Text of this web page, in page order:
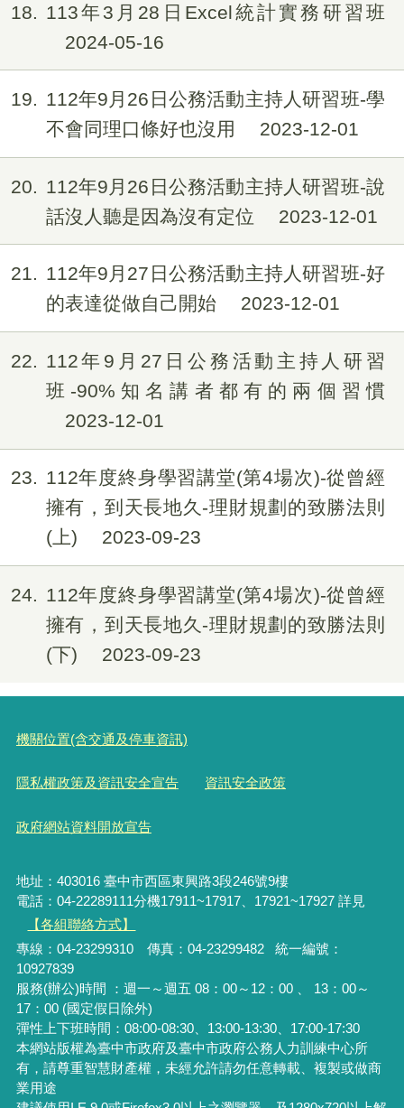
18
113年3月28日Excel統計實務研習班
2024-05-16
19
112年9月26日公務活動主持人研習班-學
不會同理口條好也沒用
2023-12-01
20
112年9月26日公務活動主持人研習班-說
話沒人聽是因為沒有定位
2023-12-01
21
112年9月27日公務活動主持人研習班-好
的表達從做自己開始
2023-12-01
22
112年9月27日公務活動主持人研習
班-90%知名講者都有的兩個習慣
2023-12-01
23
112年度終身學習講堂(第4場次)-從曾經
擁有，到天長地久-理財規劃的致勝法則
(上)
2023-09-23
24
112年度終身學習講堂(第4場次)-從曾經
擁有，到天長地久-理財規劃的致勝法則
(下)
2023-09-23
機關位置(含交通及停車資訊)
隱私權政策及資訊安全宣告 資訊安全政策
政府網站資料開放宣告
地址：403016 臺中市西區東興路3段246號9樓
電話：04-22289111分機17911~17917、17921~17927 詳見
【各組聯絡方式】
專線：04-23299310 傳真：04-23299482 統一編號：
10927839
服務(辦公)時間 ：週一～週五 08：00～12：00 、 13：00～
17：00 (國定假日除外)
彈性上下班時間：08:00-08:30、13:00-13:30、17:00-17:30
本網站版權為臺中市政府及臺中市政府公務人力訓練中心所
有，請尊重智慧財產權，未經允許請勿任意轉載、複製或做商
業用途